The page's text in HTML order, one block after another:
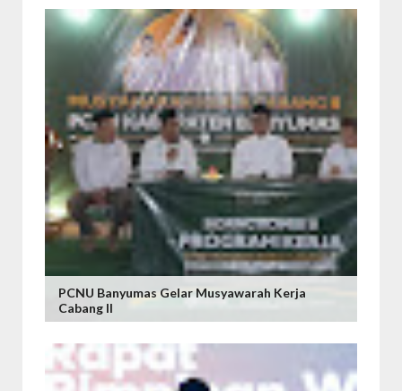
PCNU Banyumas Gelar Musyawarah Kerja
Cabang II